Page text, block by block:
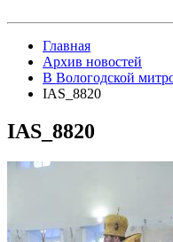
Главная
Архив новостей
В Вологодской
IAS_8820
IAS_8820